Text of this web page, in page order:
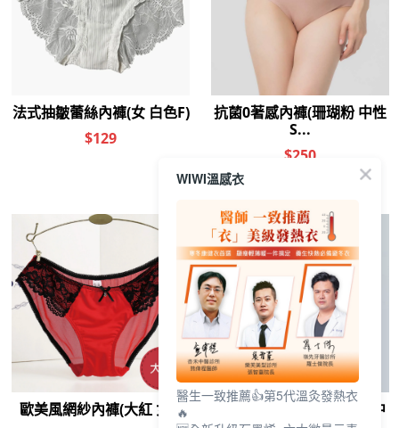
WIWI溫感衣
醫生一致推薦👍第5代溫灸發熱衣
🔥